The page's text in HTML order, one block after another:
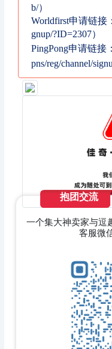
b/）
Worldfirst申请链接
gnup/?ID=2307）
PingPong申请链接：
pns/reg/channel/
抱团交流
一个集大神卖家与逗
客服微